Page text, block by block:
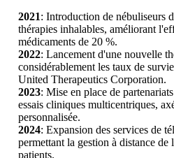
2021: Introduction de nébuliseurs
thérapies inhalables, améliorant
médicaments de 20 %.
2022: Lancement d'une nouvelle
considérablement les taux de
United Therapeutics Corporation.
2023: Mise en place de
essais cliniques multicentriques,
personnalisée.
2024: Expansion des services de
permettant la gestion à distance
patients.